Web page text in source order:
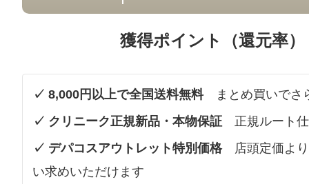
獲得ポイント（還元率）
✓ 8,000円以上で全国送料無料まとめ買いでさ
✓ クリニーク正規新品・本物保証 正規ルート
✓ デパコスアウトレット特別価格店頭定価より
い求めいただけます